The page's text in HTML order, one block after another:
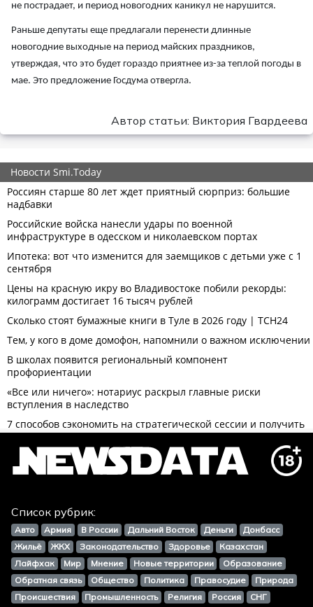
не пострадает, и период новогодних каникул не нарушится.
Раньше депутаты еще предлагали перенести длинные
новогодние выходные на период майских праздников,
утверждая, что это будет гораздо приятнее из-за теплой погоды в
мае. Это предложение Госдума отвергла.
Автор статьи: Виктория Гвардеева
Список рубрик:
Авто Армия В России Дальний Восток Деньги
Донбасс
Жильё
ЖКХ Законодательство Здоровье
Казахстан
Лайфхак
Мир Мнение Новые территории
Образование
Обратная связь
Общество Политика Правосудие
Природа
Происшествия
Промышленность Религия Россия СНГ